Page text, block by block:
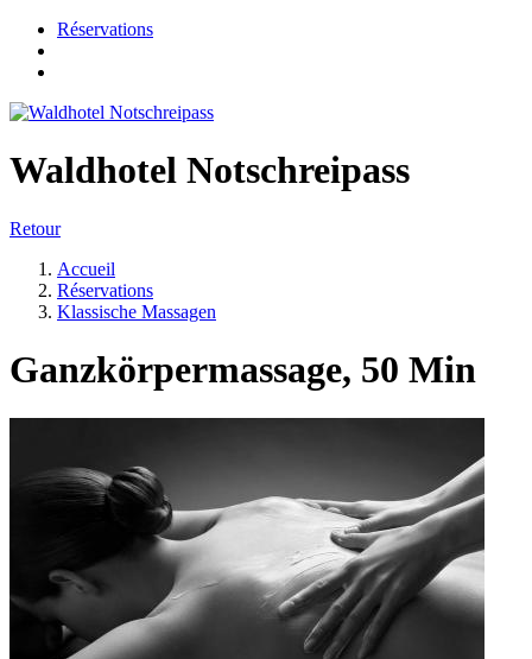
Réservations
Waldhotel Notschreipass
Retour
Accueil
Réservations
Klassische Massagen
Ganzkörpermassage, 50 Min